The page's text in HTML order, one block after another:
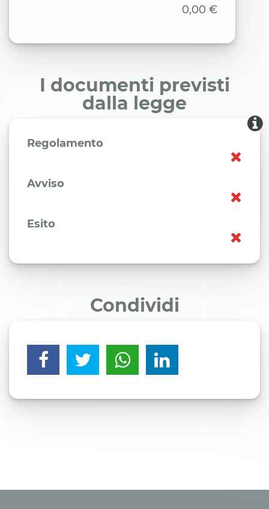
0,00 €
I documenti previsti
dalla legge
Regolamento
Avviso
Esito
Condividi